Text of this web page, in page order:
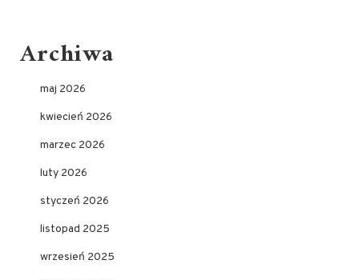
Archiwa
maj 2026
kwiecień 2026
marzec 2026
luty 2026
styczeń 2026
listopad 2025
wrzesień 2025